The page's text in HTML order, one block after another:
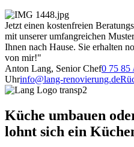
Jetzt einen kostenfreien
mit unserer umfangreichen
Ihnen nach Hause. Sie erhalten
von mir!"
Anton Lang, Senior Chef0 75 85
Uhrinfo@lang-renovierung.de
Küche umbauen
lohnt sich ein